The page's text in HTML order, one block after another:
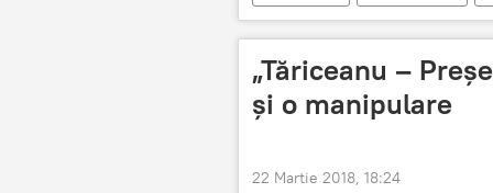
Comisia Europeana
scrisoare
„Tăriceanu –
și o manipulare
22 Martie 2018, 18:24